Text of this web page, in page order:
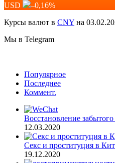
USD
–0,16%
Курсы валют в CNY на
Мы в Telegram
Популярное
Последнее
Коммент.
Восстановление
12.03.2020
Секс и проституция в
19.12.2020